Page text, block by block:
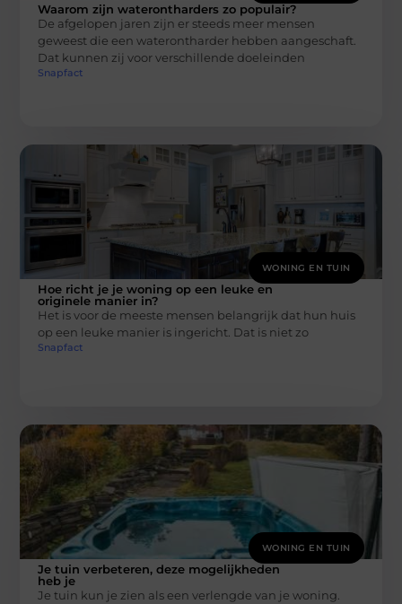
Waarom zijn waterontharders zo populair?
De afgelopen jaren zijn er steeds meer mensen
geweest die een waterontharder hebben aangeschaft.
Dat kunnen zij voor verschillende doeleinden
Snapfact
WONING EN TUIN
Hoe richt je je woning op een leuke en
originele manier in?
Het is voor de meeste mensen belangrijk dat hun huis
op een leuke manier is ingericht. Dat is niet zo
Snapfact
WONING EN TUIN
Je tuin verbeteren, deze mogelijkheden
heb je
Je tuin kun je zien als een verlengde van je woning.